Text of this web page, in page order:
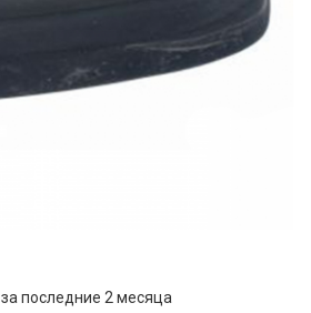
за последние 2 месяца